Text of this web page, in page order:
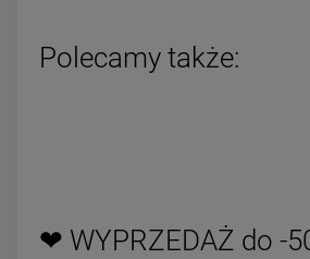
Polecamy także:
❤ WYPRZEDAŻ do -